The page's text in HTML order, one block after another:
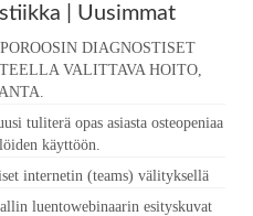
| Uusimmat
DIAGNOSTISET
VALITTAVA HOITO,
tuliterä opas asiasta osteopeniaa
käyttöön.
internetin (teams) välityksellä
luentowebinaarin esityskuvat